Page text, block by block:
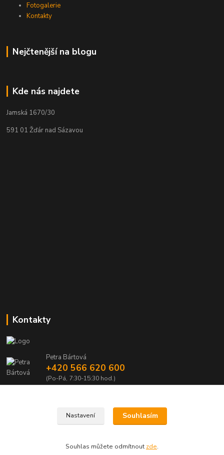
Fotogalerie
Kontakty
Nejčtenější na blogu
Kde nás najdete
Jamská 1670/30
591 01 Žďár nad Sázavou
Kontakty
Petra Bártová
+420 566 620 600
(Po-Pá, 7:30-15:30 hod.)
Nastavení Souhlasím
Souhlas můžete odmítnout zde.